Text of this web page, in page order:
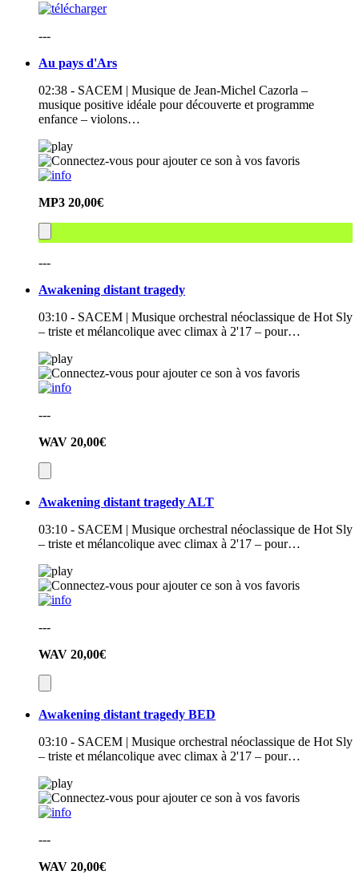
---
Au pays d'Ars
02:38 - SACEM | Musique de Jean-Michel Cazorla –
musique positive idéale pour découverte et programme
enfance – violons…
MP3 20,00€
---
Awakening distant tragedy
03:10 - SACEM | Musique orchestral néoclassique de Hot Sly
– triste et mélancolique avec climax à 2'17 – pour…
---
WAV 20,00€
Awakening distant tragedy ALT
03:10 - SACEM | Musique orchestral néoclassique de Hot Sly
– triste et mélancolique avec climax à 2'17 – pour…
---
WAV 20,00€
Awakening distant tragedy BED
03:10 - SACEM | Musique orchestral néoclassique de Hot Sly
– triste et mélancolique avec climax à 2'17 – pour…
---
WAV 20,00€